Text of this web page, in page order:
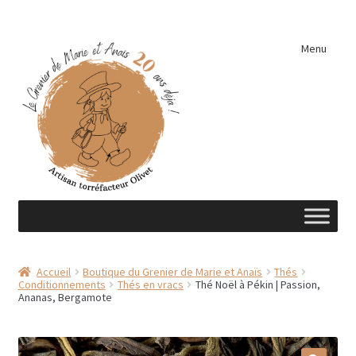
navigation
contenu
Menu
A découvrir …
Accueil Boutique du Grenier de Marie et Anaïs
Thés
Conditionnements
Thés en vracs
Thé Noël à Pékin | Passion,
Ananas, Bergamote